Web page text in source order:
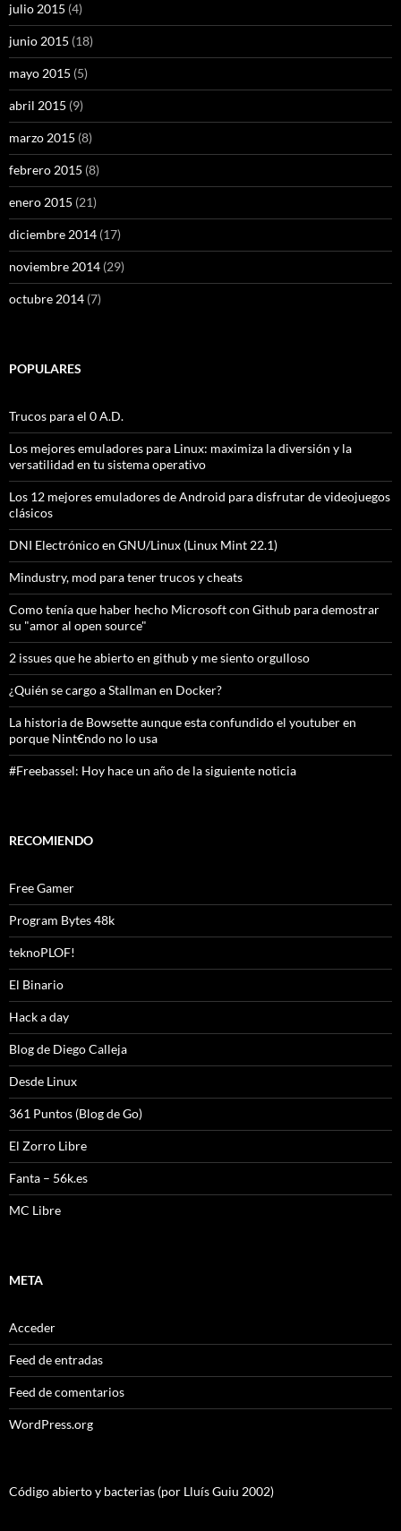
julio 2015 (4)
junio 2015 (18)
mayo 2015 (5)
abril 2015 (9)
marzo 2015 (8)
febrero 2015 (8)
enero 2015 (21)
diciembre 2014 (17)
noviembre 2014 (29)
octubre 2014 (7)
POPULARES
Trucos para el 0 A.D.
Los mejores emuladores para Linux: maximiza la diversión y la
versatilidad en tu sistema operativo
Los 12 mejores emuladores de Android para disfrutar de videojuegos
clásicos
DNI Electrónico en GNU/Linux (Linux Mint 22.1)
Mindustry, mod para tener trucos y cheats
Como tenía que haber hecho Microsoft con Github para demostrar
su "amor al open source"
2 issues que he abierto en github y me siento orgulloso
¿Quién se cargo a Stallman en Docker?
La historia de Bowsette aunque esta confundido el youtuber en
porque Nint€ndo no lo usa
#Freebassel: Hoy hace un año de la siguiente noticia
RECOMIENDO
Free Gamer
Program Bytes 48k
teknoPLOF!
El Binario
Hack a day
Blog de Diego Calleja
Desde Linux
361 Puntos (Blog de Go)
El Zorro Libre
Fanta – 56k.es
MC Libre
META
Acceder
Feed de entradas
Feed de comentarios
WordPress.org
Código abierto y bacterias (por Lluís Guiu 2002)